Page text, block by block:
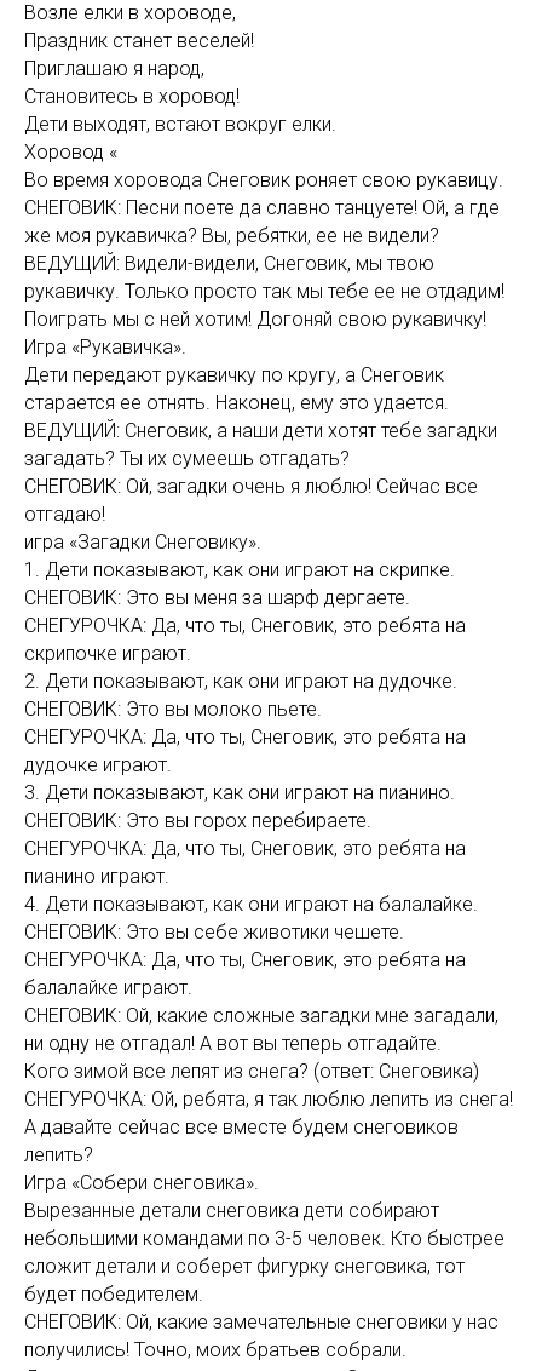
Возле елки в хороводе,
Праздник станет веселей!
Приглашаю я народ,
Становитесь в хоровод!
Дети выходят, встают вокруг елки.
Хоровод «
Во время хоровода Снеговик роняет свою рукавицу.
СНЕГОВИК: Песни поете да славно танцуете! Ой, а где
же моя рукавичка? Вы, ребятки, ее не видели?
ВЕДУЩИЙ: Видели-видели, Снеговик, мы твою
рукавичку. Только просто так мы тебе ее не отдадим!
Поиграть мы с ней хотим! Догоняй свою рукавичку!
Игра «Рукавичка».
Дети передают рукавичку по кругу, а Снеговик
старается ее отнять. Наконец, ему это удается.
ВЕДУЩИЙ: Снеговик, а наши дети хотят тебе загадки
загадать? Ты их сумеешь отгадать?
СНЕГОВИК: Ой, загадки очень я люблю! Сейчас все
отгадаю!
игра «Загадки Снеговику».
1. Дети показывают, как они играют на скрипке.
СНЕГОВИК: Это вы меня за шарф дергаете.
СНЕГУРОЧКА: Да, что ты, Снеговик, это ребята на
скрипочке играют.
2. Дети показывают, как они играют на дудочке.
СНЕГОВИК: Это вы молоко пьете.
СНЕГУРОЧКА: Да, что ты, Снеговик, это ребята на
дудочке играют.
3. Дети показывают, как они играют на пианино.
СНЕГОВИК: Это вы горох перебираете.
СНЕГУРОЧКА: Да, что ты, Снеговик, это ребята на
пианино играют.
4. Дети показывают, как они играют на балалайке.
СНЕГОВИК: Это вы себе животики чешете.
СНЕГУРОЧКА: Да, что ты, Снеговик, это ребята на
балалайке играют.
СНЕГОВИК: Ой, какие сложные загадки мне загадали,
ни одну не отгадал! А вот вы теперь отгадайте.
Кого зимой все лепят из снега? (ответ: Снеговика)
СНЕГУРОЧКА: Ой, ребята, я так люблю лепить из снега!
А давайте сейчас все вместе будем снеговиков
лепить?
Игра «Собери снеговика».
Вырезанные детали снеговика дети собирают
небольшими командами по 3-5 человек. Кто быстрее
сложит детали и соберет фигурку снеговика, тот
будет победителем.
СНЕГОВИК: Ой, какие замечательные снеговики у нас
получились! Точно, моих братьев собрали.